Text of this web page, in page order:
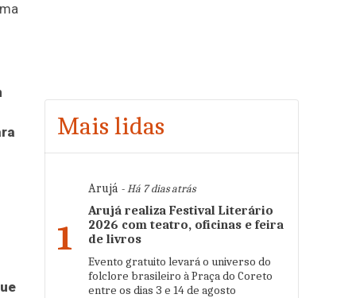
Mais lidas
1
Arujá - Há 7 dias atrás
Arujá realiza Festival Literário
2026 com teatro, oficinas e feira
de livros
Evento gratuito levará o universo do
folclore brasileiro à Praça do Coreto
entre os dias 3 e 14 de agosto